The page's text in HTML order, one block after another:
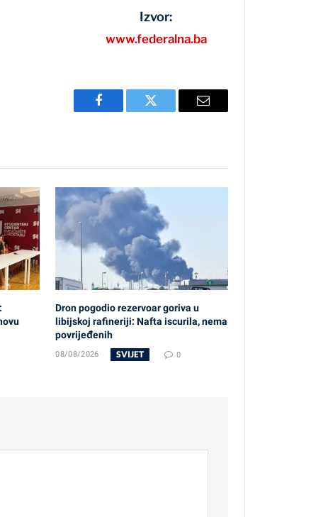
Izvor:
www.federalna.ba
Facebook Twitter Email
Dron pogodio rezervoar goriva u
libijskoj rafineriji: Nafta iscurila, nema
povrijeđenih
08/08/2026 SVIJET 0